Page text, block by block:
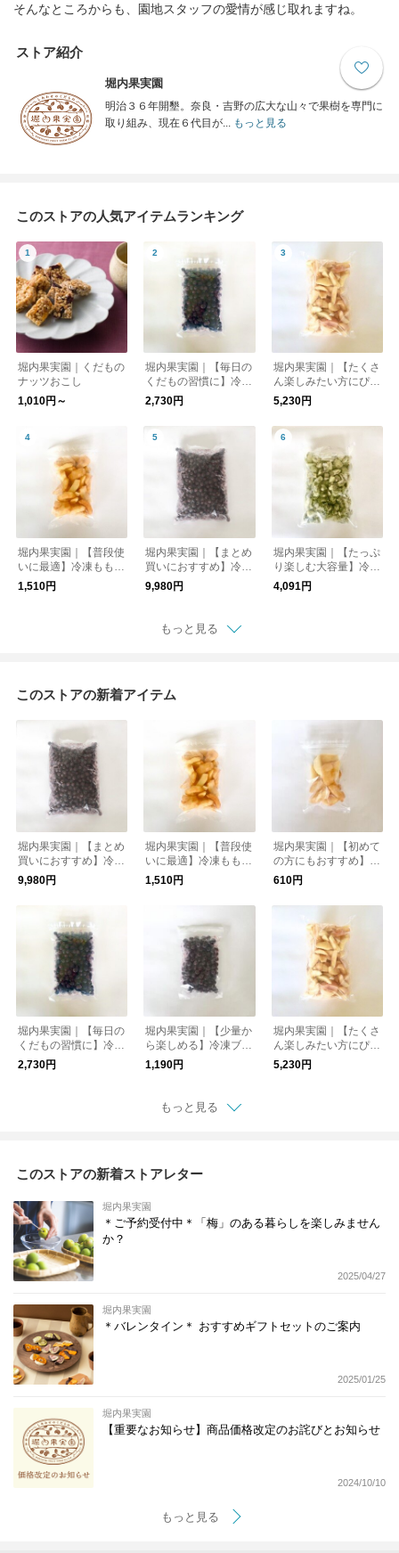
そんなところからも、園地スタッフの愛情が感じ取れますね。
ストア紹介
堀内果実園
明治３６年開墾。奈良・吉野の広大な山々で果樹を専門に
取り組み、現在６代目が...もっと見る
このストアの人気アイテムランキング
堀内果実園｜くだもの
ナッツおこし
1,010円～
堀内果実園｜【毎日の
くだもの習慣に】冷凍
ブルーベリー 500g
2,730円
堀内果実園｜【たくさ
ん楽しみたい方にぴっ
たり】冷凍もも 2kg
5,230円
堀内果実園｜【普段使
いに最適】冷凍もも 5
00g
1,510円
堀内果実園｜【まとめ
買いにおすすめ】冷凍
ブルーベリー 2kg
9,980円
堀内果実園｜【たっぷ
り楽しむ大容量】冷凍
キウイ 2kg
4,091円
もっと見る
このストアの新着アイテム
堀内果実園｜【まとめ
買いにおすすめ】冷凍
ブルーベリー 2kg
9,980円
堀内果実園｜【普段使
いに最適】冷凍もも 5
00g
1,510円
堀内果実園｜【初めて
の方にもおすすめ】冷
凍もも 200g
610円
堀内果実園｜【毎日の
くだもの習慣に】冷凍
ブルーベリー 500g
2,730円
堀内果実園｜【少量か
ら楽しめる】冷凍ブル
ーベリー 200g
1,190円
堀内果実園｜【たくさ
ん楽しみたい方にぴっ
たり】冷凍もも 2kg
5,230円
もっと見る
このストアの新着ストアレター
堀内果実園
＊ご予約受付中＊「梅」のある暮らしを楽しみません
か？
2025/04/27
堀内果実園
＊バレンタイン＊ おすすめギフトセットのご案内
2025/01/25
堀内果実園
【重要なお知らせ】商品価格改定のお詫びとお知らせ
2024/10/10
もっと見る